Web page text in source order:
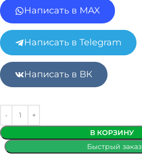
Написать в MAX
Написать в Telegram
Написать в ВК
В КОРЗИНУ
Быстрый заказ